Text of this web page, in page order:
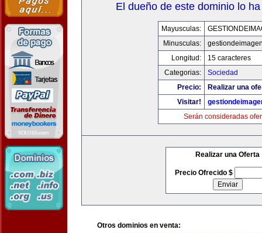
El dueño de este dominio lo
Mayusculas:
Minusculas:
Longitud:
15 caracteres
Categorias:
Sociedad
Precio:
Realizar una
Visitar!
Serán consideradas
Realizar una Oferta
Precio Ofrecido $
Otros dominios en venta: